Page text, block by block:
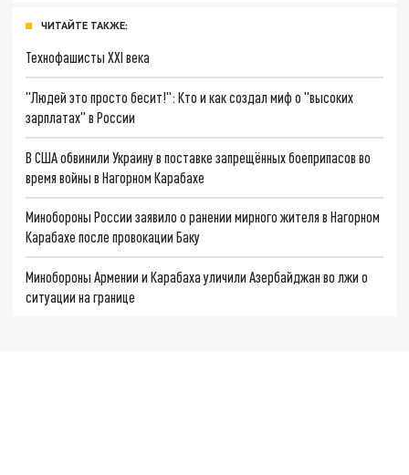
ЧИТАЙТЕ ТАКЖЕ:
Технофашисты XXI века
"Людей это просто бесит!": Кто и как создал миф о "высоких
зарплатах" в России
В США обвинили Украину в поставке запрещённых боеприпасов во
время войны в Нагорном Карабахе
Минобороны России заявило о ранении мирного жителя в Нагорном
Карабахе после провокации Баку
Минобороны Армении и Карабаха уличили Азербайджан во лжи о
ситуации на границе